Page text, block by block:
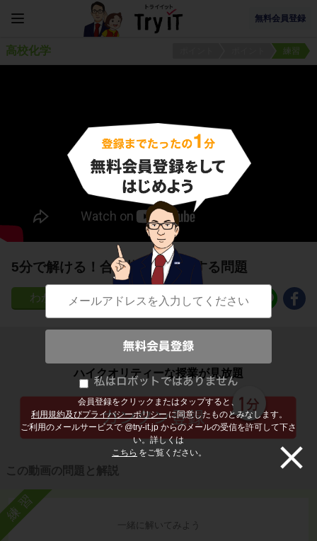
無料会員登録
会員登録をクリックまたはタップすると、
利用規約及びプライバシーポリシー に同意したものとみなします。
ご利用のメールサービスで @try-it.jp からのメールの受信を許可して下さ
い。詳しくは
こちら をご覧ください。
高校化学 練習
5分で解ける！合成樹脂Ⅰに関する問題
9
子どもの勉強から大人の学び直しまで
ハイクオリティーな授業が見放題
この動画の問題と解説
練習
一緒に解いてみよう